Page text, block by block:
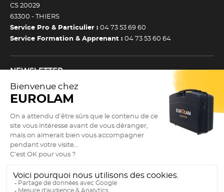
Guide des tailles
CS 20029
63300 - THIERS
Service Pro & Particulier : 04 73 53 69 60
Service Formation & Apprenant : 04 73 53 60 64
NEWSLETTER
Inscrivez-vous à notre newsletter et recevez toutes nos
actualtiés et bons plans.
Je m’inscris à la newsletter
(Esc)
Newsletter
Adresse e-mail *
Actualités
Nos réseaux sociaux
9.3 /10
2882 avis